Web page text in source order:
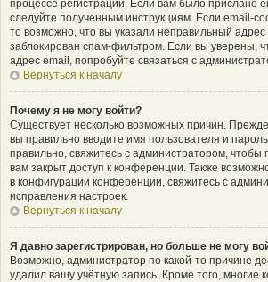
процессе регистрации. Если вам было прислано
следуйте полученным инструкциям. Если email-
то возможно, что вы указали неправильный
заблокирован спам-фильтром. Если вы уверены,
адрес email, попробуйте связаться с
Вернуться к началу
Почему я не могу войти?
Существует несколько возможных причин. Прежде
вы правильно вводите имя пользователя и
правильно, свяжитесь с администратором, чтобы
вам закрыт доступ к конференции. Также
в конфигурации конференции, свяжитесь с
исправления настроек.
Вернуться к началу
Я давно зарегистрирован, но больше не могу
Возможно, администратор по какой-то причине
удалил вашу учётную запись. Кроме того, многие